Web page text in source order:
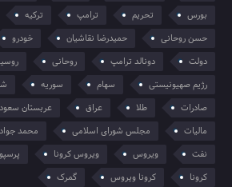
بورس
تحریم ترامپ ترکیه
حسن روحانی
حمیدرضا نقاشیان خودرو
دولت
دونالد ترامپ روحانی
رژیم صهیونیستی
سهام سوریه
صادرات
طلا عراق عربستان
مالیات
مجلس شورای اسلامی محمد
نفت
ویروس ویروس کرونا
کرونا
کرونا ویروس گمرک